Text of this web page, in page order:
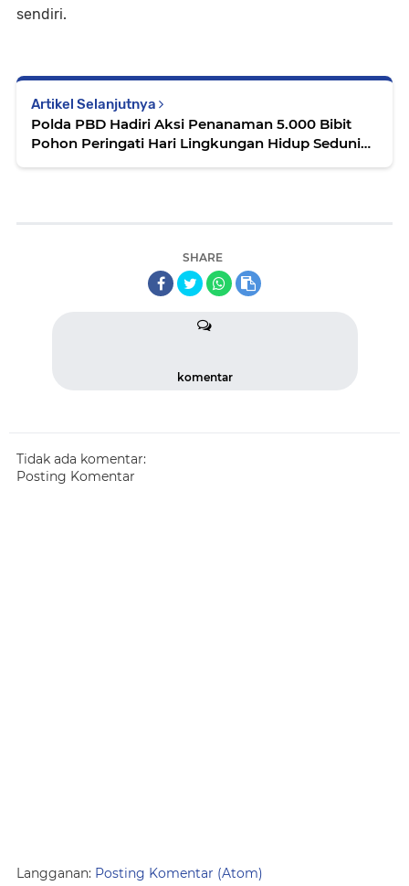
sendiri.
Artikel Selanjutnya
Polda PBD Hadiri Aksi Penanaman 5.000 Bibit
Pohon Peringati Hari Lingkungan Hidup Sedunia
SHARE
komentar
Tidak ada komentar:
Posting Komentar
Langganan: Posting Komentar (Atom)